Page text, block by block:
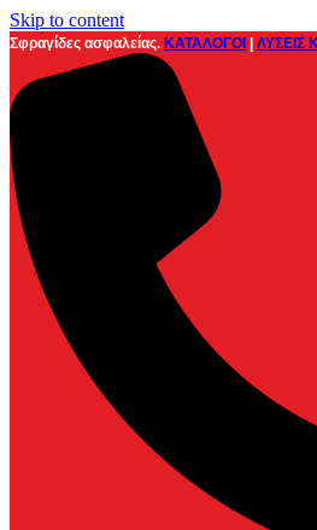
Skip to content
Σφραγίδες ασφαλείας. ΚΑΤΑΛΟΓΟΙ ΛΥΣΕΙΣ